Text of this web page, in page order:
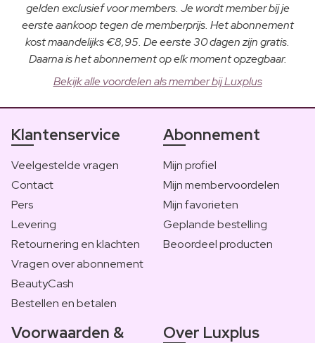
gelden exclusief voor members. Je wordt member bij je
eerste aankoop tegen de memberprijs. Het abonnement
kost maandelijks €8,95. De eerste 30 dagen zijn gratis.
Daarna is het abonnement op elk moment opzegbaar.
Bekijk alle voordelen als member bij Luxplus
Klantenservice
Veelgestelde vragen
Contact
Pers
Levering
Retournering en klachten
Vragen over abonnement
BeautyCash
Bestellen en betalen
Abonnement
Mijn profiel
Mijn membervoordelen
Mijn favorieten
Geplande bestelling
Beoordeel producten
Voorwaarden &
Over Luxplus